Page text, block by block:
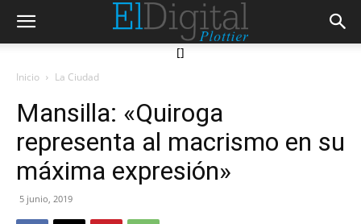
[]
Inicio La Ciudad
Mansilla: «Quiroga
representa al macrismo en su
máxima expresión»
5 junio, 2019